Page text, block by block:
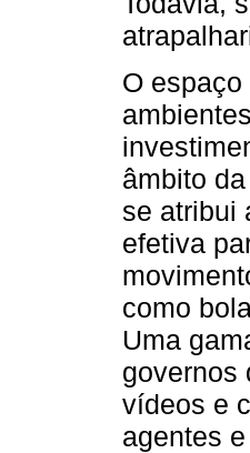
O
âmbito
se atribui
efetiva
como
Uma
governos
vídeos e
agentes